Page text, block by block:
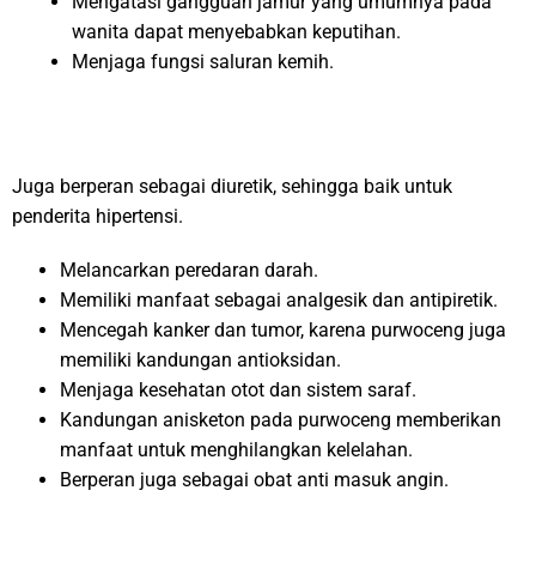
wanita dapat menyebabkan keputihan.
Menjaga fungsi saluran kemih.
Juga berperan sebagai diuretik, sehingga baik untuk
penderita hipertensi.
Melancarkan peredaran darah.
Memiliki manfaat sebagai analgesik dan antipiretik.
Mencegah kanker dan tumor, karena purwoceng juga
memiliki kandungan antioksidan.
Menjaga kesehatan otot dan sistem saraf.
Kandungan anisketon pada purwoceng memberikan
manfaat untuk menghilangkan kelelahan.
Berperan juga sebagai obat anti masuk angin.